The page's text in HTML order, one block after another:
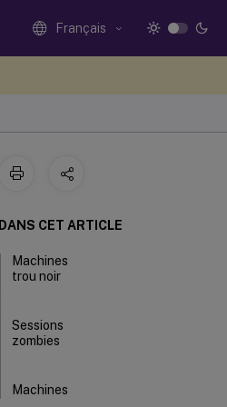
Français
DANS CET ARTICLE
Machines
trou noir
Sessions
zombies
Machines